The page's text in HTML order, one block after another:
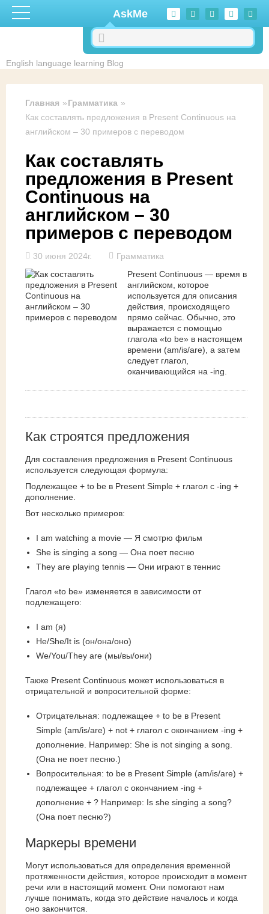
Перейти к основному содержанию
AskMe
English language learning Blog
Главная
Грамматика
Как составлять предложения в Present Continuous на
английском – 30 примеров с переводом
Как составлять
предложения в Present
Continuous на
английском – 30
примеров с переводом
30 июня 2024г.
Грамматика
Present Continuous — время в
английском, которое
используется для описания
действия, происходящего
прямо сейчас. Обычно, это
выражается с помощью
глагола «to be» в настоящем
времени (am/is/are), а затем
следует глагол,
оканчивающийся на -ing.
Как строятся предложения
Для составления предложения в Present Continuous
используется следующая формула:
Подлежащее + to be в Present Simple + глагол с -ing +
дополнение.
Вот несколько примеров:
I am watching a movie — Я смотрю фильм
She is singing a song — Она поет песню
They are playing tennis — Они играют в теннис
Глагол «to be» изменяется в зависимости от
подлежащего:
I am (я)
He/She/It is (он/она/оно)
We/You/They are (мы/вы/они)
Также Present Continuous может использоваться в
отрицательной и вопросительной форме:
Отрицательная: подлежащее + to be в Present
Simple (am/is/are) + not + глагол с окончанием -ing +
дополнение. Например: She is not singing a song.
(Она не поет песню.)
Вопросительная: to be в Present Simple (am/is/are) +
подлежащее + глагол с окончанием -ing +
дополнение + ? Например: Is she singing a song?
(Она поет песню?)
Маркеры времени
Могут использоваться для определения временной
протяженности действия, которое происходит в момент
речи или в настоящий момент. Они помогают нам
лучше понимать, когда это действие началось и когда
оно закончится.